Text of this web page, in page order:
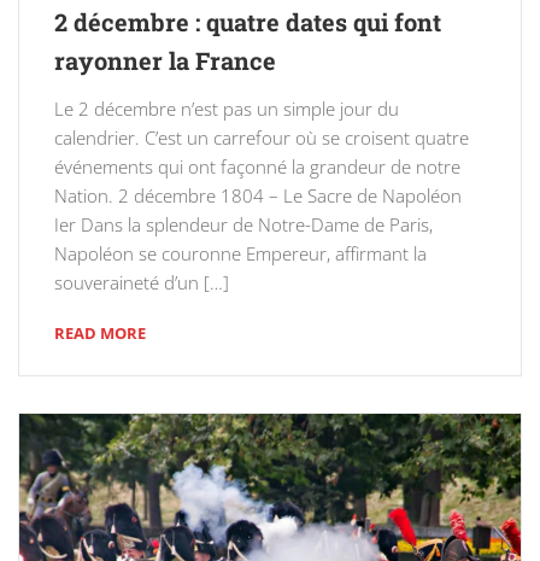
2 décembre : quatre dates qui font
rayonner la France
Le 2 décembre n’est pas un simple jour du
calendrier. C’est un carrefour où se croisent quatre
événements qui ont façonné la grandeur de notre
Nation. 2 décembre 1804 – Le Sacre de Napoléon
Ier Dans la splendeur de Notre-Dame de Paris,
Napoléon se couronne Empereur, affirmant la
souveraineté d’un […]
READ MORE